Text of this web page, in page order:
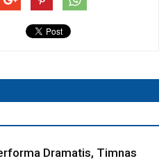
Dramatis, Timnas